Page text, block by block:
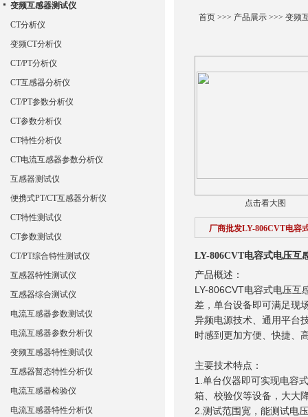
首页>>> 产品展示>>> 变频
点击看大图
厂商批发LY-806CVT电容
LY-806CVT电容式电压互
产品概述：
LY-806CVT电容式电压互
差，单台设备即可满足现
异频电源技术、通用平台
时感到更加方便、快捷、
主要技术特点：
1.单台仪器即可实现电容
箱、校验仪等设备，大大
2.测试范围宽，能测试电
变频互感器测试仪
CT分析仪
变频CT分析仪
CT/PT分析仪
CT互感器分析仪
CT/PT参数分析仪
CT参数分析仪
CT特性分析仪
CT电流互感器参数分析仪
互感器测试仪
便携式PT/CT互感器分析仪
CT特性测试仪
CT参数测试仪
CT/PT综合特性测试仪
互感器特性测试仪
互感器综合测试仪
电流互感器参数测试仪
电流互感器参数分析仪
变频互感器特性测试仪
互感器暂态特性分析仪
电流互感器检验仪
电流互感器特性分析仪